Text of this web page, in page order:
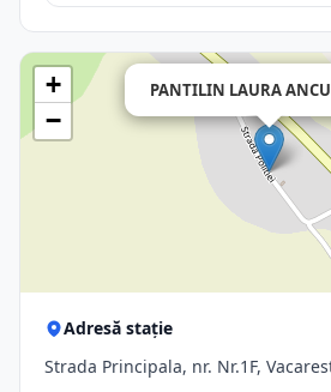
PANTILIN LAURA
+
−
Adresă stație
Strada Principala, nr. Nr.1F,